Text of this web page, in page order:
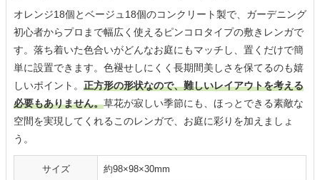
オレンジ18個とベージュ18個のコンクリート製で、ガーデニング
初心者からプロまで幅広く使えるピンコロタイプの敷きレンガで
す。落ち着いた色合いがどんなお庭にもマッチし、置くだけで簡
単に設置できます。色褪せしにくく長期間美しさを保てるのも嬉
しいポイント。 正方形の形状なので、難しいレイアウトを考える
必要もありません。草花が寂しい季節にも、ほっとできる素敵な
空間を実現してくれるこのレンガで、お庭に彩りを加えましょ
う。
サイズ 約98×98×30mm